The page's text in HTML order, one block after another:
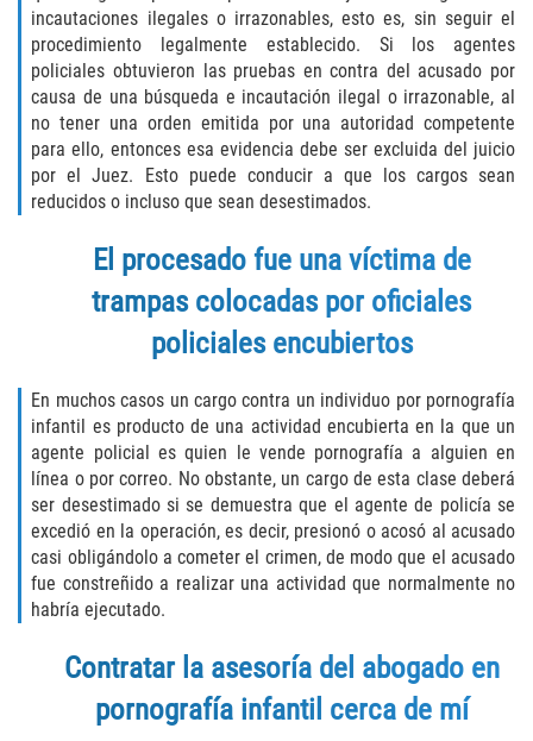
Workers Comp Fraud
Other Crimes
Damaging Phone Lines
Petition to Vacate Murder Conviction
Record Expungement
Sex Crimes
Indecent Exposure
Prostitution and Solicitation
Rape
incautaciones ilegales o irrazonables, esto es, sin seguir el
procedimiento legalmente establecido. Si los agentes
policiales obtuvieron las pruebas en contra del acusado por
causa de una búsqueda e incautación ilegal o irrazonable, al
no tener una orden emitida por una autoridad competente
para ello, entonces esa evidencia debe ser excluida del juicio
por el Juez. Esto puede conducir a que los cargos sean
reducidos o incluso que sean desestimados.
El procesado fue una víctima de
trampas colocadas por oficiales
policiales encubiertos
En muchos casos un cargo contra un individuo por pornografía
infantil es producto de una actividad encubierta en la que un
agente policial es quien le vende pornografía a alguien en
línea o por correo. No obstante, un cargo de esta clase deberá
ser desestimado si se demuestra que el agente de policía se
excedió en la operación, es decir, presionó o acosó al acusado
casi obligándolo a cometer el crimen, de modo que el acusado
fue constreñido a realizar una actividad que normalmente no
habría ejecutado.
Contratar la asesoría del abogado en
pornografía infantil cerca de mí